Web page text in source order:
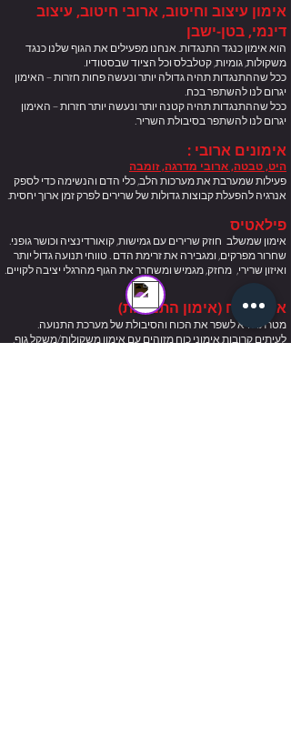
אימון עיצוב וחיטוב, ארובי חיטוב, עיצוב
דינמי, בטן-ישבן
הוא אימון כנגד התנגדות. אנחנו מפעילים את הגוף שלנו כנגד
משקולות, גומיות, קטלבלס וכל הציוד שבסטודיו.
ככל שההתנגדות תהיה גדולה יותר ונעשה פחות חזרות – האימון
יגרום לנו להשתפר בכח.
ככל שההתנגדות תהיה קטנה יותר ונעשה יותר חזרות – האימון
יגרום לנו להשתפר בסיבולת השריר.
אימונים ארובי :
היט, טבטה, ארובי מדרגה, זומבה
פעילות שמערבת את מערכות הלב, כלי הדם והנשימה כדי לספק
אנרגיה להפעלת קבוצות גדולות של שרירים לפרק זמן ארוך יחסית.
פילאטיס
אימון שמשלב חוזק שרירים עם גמישות, קואורדינציה וכושר גופני.
שחרור מפרקים, ומגבירה את זרימת הדם . טווחי תנועה גדול יותר
ואיזון שרירי, מחזק, מגמיש ומשחרר את הגוף מהרגלי יציבה לקויים.
אימון כוח (אימון התנגדות)
מטרתו היא לשפר את הכוח והסיבולת של מערכת התנועה.
לעיתים קרובות אימוני כוח מזוהים עם אימון משקולות/משקל גוף.
Online